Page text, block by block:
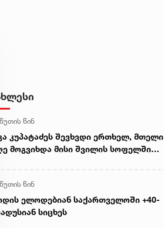
წინ
კუპატაძეს შევხვდი ერთხელ, მთელი
მოგვიხდა მისი შვილის სოფელში
წინ
ელოდებიან საქართველოში +40-
სიცხეს